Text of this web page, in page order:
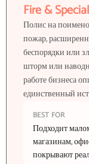
Fire &
Полис на
пожар,
беспорядки или
шторм или
работе бизнеса
единственный
BEST FOR
Подходит
магазинам,
покрывают